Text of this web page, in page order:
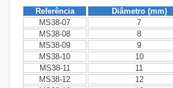
Referência Diâmetro (mm)
MS38-07
7
MS38-08
8
MS38-09
9
MS38-10
10
MS38-11
11
MS38-12
12